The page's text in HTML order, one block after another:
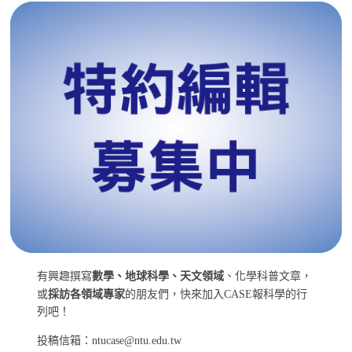
有興趣撰寫數學、地球科學、天文領域 、化學科普文章，
或採訪各領域專家的朋友們，快來加入CASE報科學的行
列吧！
投稿信箱：ntucase@ntu.edu.tw